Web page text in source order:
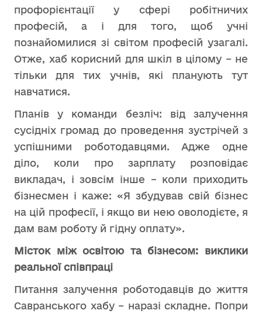
профорієнтації у сфері робітничих
професій, а і для того, щоб учні
познайомилися зі світом професій узагалі.
Отже, хаб корисний для шкіл в цілому – не
тільки для тих учнів, які планують тут
навчатися.
Планів у команди безліч: від залучення
сусідніх громад до проведення зустрічей з
успішними роботодавцями. Адже одне
діло, коли про зарплату розповідає
викладач, і зовсім інше – коли приходить
бізнесмен і каже: «Я збудував свій бізнес
на цій професії, і якщо ви нею оволодієте, я
дам вам роботу й гідну оплату».
Місток між освітою та бізнесом: виклики
реальної співпраці
Питання залучення роботодавців до життя
Савранського хабу – наразі складне. Попри